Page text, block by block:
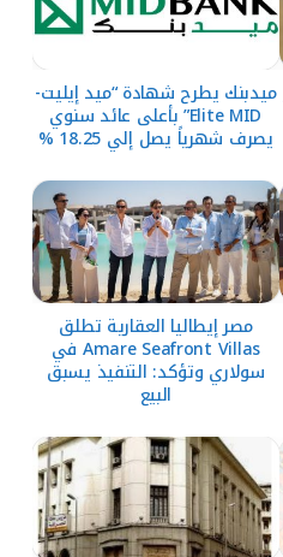
ميدبنك يطرح شهادة “ميد إيليت-
Elite MID” بأعلى عائد سنوي
يصرف شهرياً يصل إلي 18.25 %
مصر إيطاليا العقارية تطلق
Amare Seafront Villas في
سولاري وتؤكد: التنفيذ يسبق
البيع